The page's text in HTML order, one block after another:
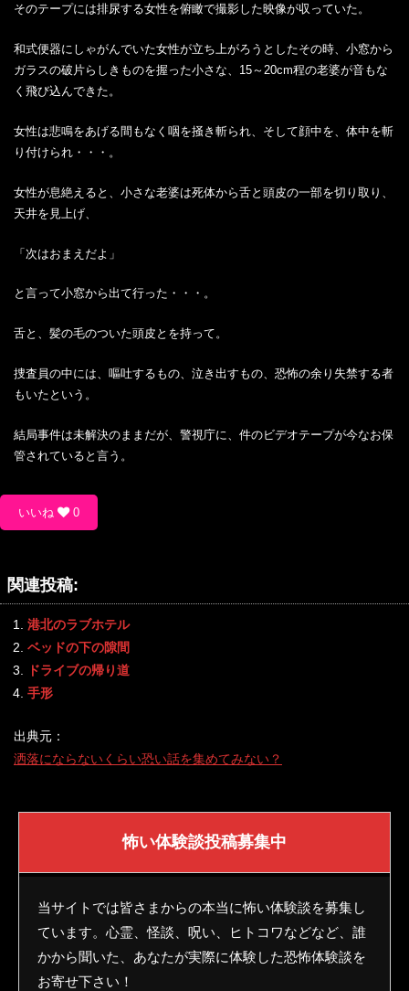
そのテープには排尿する女性を俯瞰で撮影した映像が収っていた。
和式便器にしゃがんでいた女性が立ち上がろうとしたその時、小窓から
ガラスの破片らしきものを握った小さな、15～20cm程の老婆が音もな
く飛び込んできた。
女性は悲鳴をあげる間もなく咽を掻き斬られ、そして顔中を、体中を斬
り付けられ・・・。
女性が息絶えると、小さな老婆は死体から舌と頭皮の一部を切り取り、
天井を見上げ、
「次はおまえだよ」
と言って小窓から出て行った・・・。
舌と、髪の毛のついた頭皮とを持って。
捜査員の中には、嘔吐するもの、泣き出すもの、恐怖の余り失禁する者
もいたという。
結局事件は未解決のままだが、警視庁に、件のビデオテープが今なお保
管されていると言う。
いいね 0
関連投稿:
港北のラブホテル
ベッドの下の隙間
ドライブの帰り道
手形
出典元：
洒落にならないくらい恐い話を集めてみない？
怖い体験談投稿募集中
当サイトでは皆さまからの本当に怖い体験談を募集し
ています。心霊、怪談、呪い、ヒトコワなどなど、誰
かから聞いた、あなたが実際に体験した恐怖体験談を
お寄せ下さい！